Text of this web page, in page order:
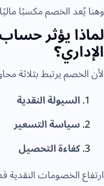
وهنا يُعد الخصم مكسبًا
لماذا يؤثر
الإداري؟
لأن الخصم يرتبط بثلاثة
السيولة النقدية
سياسة التسعير
كفاءة التحصيل
ارتفاع الخصومات النقدية